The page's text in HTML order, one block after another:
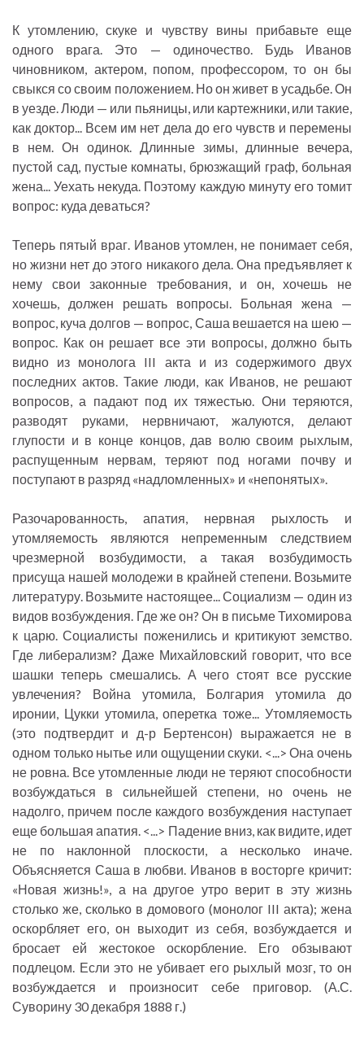
К утомлению, скуке и чувству вины прибавьте еще
одного врага. Это — одиночество. Будь Иванов
чиновником, актером, попом, профессором, то он бы
свыкся со своим положением. Но он живет в усадьбе. Он
в уезде. Люди — или пьяницы, или картежники, или такие,
как доктор... Всем им нет дела до его чувств и перемены
в нем. Он одинок. Длинные зимы, длинные вечера,
пустой сад, пустые комнаты, брюзжащий граф, больная
жена... Уехать некуда. Поэтому каждую минуту его томит
вопрос: куда деваться?
Теперь пятый враг. Иванов утомлен, не понимает себя,
но жизни нет до этого никакого дела. Она предъявляет к
нему свои законные требования, и он, хочешь не
хочешь, должен решать вопросы. Больная жена —
вопрос, куча долгов — вопрос, Саша вешается на шею —
вопрос. Как он решает все эти вопросы, должно быть
видно из монолога III акта и из содержимого двух
последних актов. Такие люди, как Иванов, не решают
вопросов, а падают под их тяжестью. Они теряются,
разводят руками, нервничают, жалуются, делают
глупости и в конце концов, дав волю своим рыхлым,
распущенным нервам, теряют под ногами почву и
поступают в разряд «надломленных» и «непонятых».
Разочарованность, апатия, нервная рыхлость и
утомляемость являются непременным следствием
чрезмерной возбудимости, а такая возбудимость
присуща нашей молодежи в крайней степени. Возьмите
литературу. Возьмите настоящее... Социализм — один из
видов возбуждения. Где же он? Он в письме Тихомирова
к царю. Социалисты поженились и критикуют земство.
Где либерализм? Даже Михайловский говорит, что все
шашки теперь смешались. А чего стоят все русские
увлечения? Война утомила, Болгария утомила до
иронии, Цукки утомила, оперетка тоже... Утомляемость
(это подтвердит и д-р Бертенсон) выражается не в
одном только нытье или ощущении скуки. <...> Она очень
не ровна. Все утомленные люди не теряют способности
возбуждаться в сильнейшей степени, но очень не
надолго, причем после каждого возбуждения наступает
еще большая апатия. <...> Падение вниз, как видите, идет
не по наклонной плоскости, а несколько иначе.
Объясняется Саша в любви. Иванов в восторге кричит:
«Новая жизнь!», а на другое утро верит в эту жизнь
столько же, сколько в домового (монолог III акта); жена
оскорбляет его, он выходит из себя, возбуждается и
бросает ей жестокое оскорбление. Его обзывают
подлецом. Если это не убивает его рыхлый мозг, то он
возбуждается и произносит себе приговор. (А.С.
Суворину 30 декабря 1888 г.)